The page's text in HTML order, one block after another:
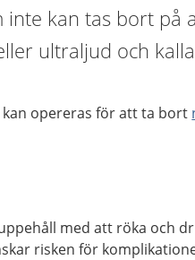
inte kan tas bort på
ultraljud och
kan opereras för att ta bort
med att röka och
risken för